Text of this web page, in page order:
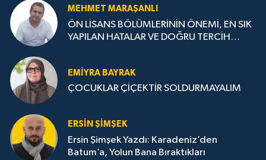
MEHMET MARAŞANLI
ÖN LİSANS BÖLÜMLERİNİN ÖNEMİ, EN SIK
YAPILAN HATALAR VE DOĞRU TERCİH
EMIYRA BAYRAK
ÇOCUKLAR ÇİÇEKTİR SOLDURMAYALIM
ERSIN ŞIMŞEK
Ersin Şimşek Yazdı: Karadeniz’den
Batum’a, Yolun Bana Bıraktıkları